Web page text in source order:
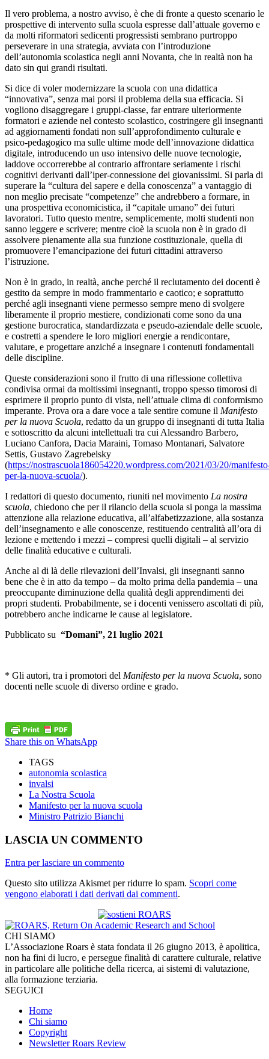
Il vero problema, a nostro avviso, è che di fronte a questo scenario le
prospettive di intervento sulla scuola espresse dall’attuale governo e
da molti riformatori sedicenti progressisti sembrano purtroppo
perseverare in una strategia, avviata con l’introduzione
dell’autonomia scolastica negli anni Novanta, che in realtà non ha
dato sin qui grandi risultati.
Si dice di voler modernizzare la scuola con una didattica
“innovativa”, senza mai porsi il problema della sua efficacia. Si
vogliono disaggregare i gruppi-classe, far entrare ulteriormente
formatori e aziende nel contesto scolastico, costringere gli insegnanti
ad aggiornamenti fondati non sull’approfondimento culturale e
psico-pedagogico ma sulle ultime mode dell’innovazione didattica
digitale, introducendo un uso intensivo delle nuove tecnologie,
laddove occorrerebbe al contrario affrontare seriamente i rischi
cognitivi derivanti dall’iper-connessione dei giovanissimi. Si parla di
superare la “cultura del sapere e della conoscenza” a vantaggio di
non meglio precisate “competenze” che andrebbero a formare, in
una prospettiva economicistica, il “capitale umano” dei futuri
lavoratori. Tutto questo mentre, semplicemente, molti studenti non
sanno leggere e scrivere; mentre cioè la scuola non è in grado di
assolvere pienamente alla sua funzione costituzionale, quella di
promuovere l’emancipazione dei futuri cittadini attraverso
l’istruzione.
Non è in grado, in realtà, anche perché il reclutamento dei docenti è
gestito da sempre in modo frammentario e caotico; e soprattutto
perché agli insegnanti viene permesso sempre meno di svolgere
liberamente il proprio mestiere, condizionati come sono da una
gestione burocratica, standardizzata e pseudo-aziendale delle scuole,
e costretti a spendere le loro migliori energie a rendicontare,
valutare, e progettare anziché a insegnare i contenuti fondamentali
delle discipline.
Queste considerazioni sono il frutto di una riflessione collettiva
condivisa ormai da moltissimi insegnanti, troppo spesso timorosi di
esprimere il proprio punto di vista, nell’attuale clima di conformismo
imperante. Prova ora a dare voce a tale sentire comune il Manifesto
per la nuova Scuola, redatto da un gruppo di insegnanti di tutta Italia
e sottoscritto da alcuni intellettuali tra cui Alessandro Barbero,
Luciano Canfora, Dacia Maraini, Tomaso Montanari, Salvatore
Settis, Gustavo Zagrebelsky
(https://nostrascuola186054220.wordpress.com/2021/03/20/
per-la-nuova-scuola/).
I redattori di questo documento, riuniti nel movimento La nostra
scuola, chiedono che per il rilancio della scuola si ponga la massima
attenzione alla relazione educativa, all’alfabetizzazione, alla sostanza
dell’insegnamento e alle conoscenze, restituendo centralità all’ora di
lezione e mettendo i mezzi – compresi quelli digitali – al servizio
delle finalità educative e culturali.
Anche al di là delle rilevazioni dell’Invalsi, gli insegnanti sanno
bene che è in atto da tempo – da molto prima della pandemia – una
preoccupante diminuzione della qualità degli apprendimenti dei
propri studenti. Probabilmente, se i docenti venissero ascoltati di più,
potrebbero anche indicarne le cause al legislatore.
Pubblicato su “Domani”, 21 luglio 2021
* Gli autori, tra i promotori del Manifesto per la nuova Scuola, sono
docenti nelle scuole di diverso ordine e grado.
Share this on WhatsApp
TAGS
autonomia scolastica
invalsi
La Nostra Scuola
Manifesto per la nuova scuola
Ministro Patrizio Bianchi
LASCIA UN COMMENTO
Entra per lasciare un commento
Questo sito utilizza Akismet per ridurre lo spam. Scopri come
vengono elaborati i dati derivati dai commenti.
CHI SIAMO
L’Associazione Roars è stata fondata il 26 giugno 2013, è apolitica,
non ha fini di lucro, e persegue finalità di carattere culturale, relative
in particolare alle politiche della ricerca, ai sistemi di valutazione,
alla formazione terziaria.
SEGUICI
Home
Chi siamo
Copyright
Newsletter Roars Review